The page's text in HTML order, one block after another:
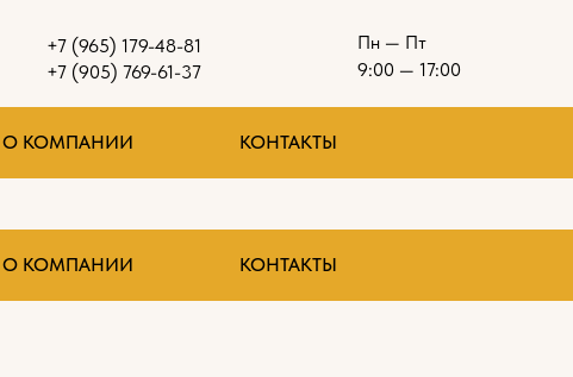
О КОМПАНИИ КОНТАКТЫ
Пн — Пт
9:00 — 17:00
+7 (905) 769-61-37
+7 (965) 179-48-81
О КОМПАНИИ КОНТАКТЫ